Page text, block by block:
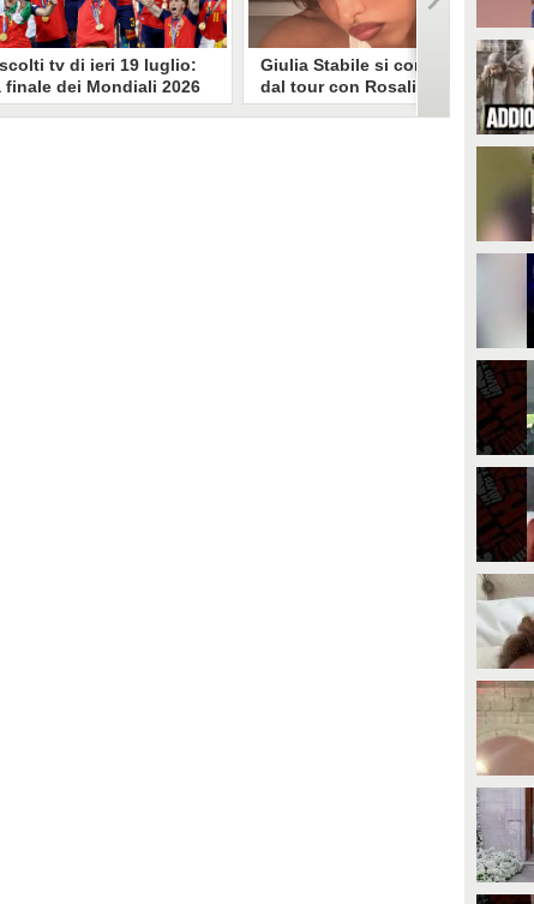
tv di ieri 19 luglio:
finale dei Mondiali 2026
Argentina
Giulia Stabile si confessa
dal tour con Rosalia: "Non
sono stata bene, costretta